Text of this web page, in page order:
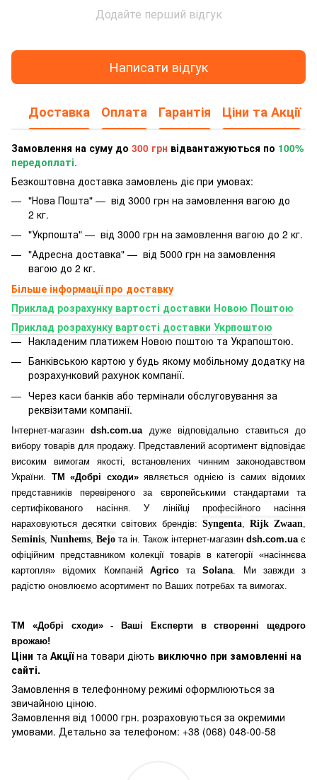
Додайте перший відгук
Написати відгук
Доставка Оплата Гарантія Ціни та Акції
Замовлення на суму до 300 грн відвантажуються по 100%
передоплаті.
Безкоштовна доставка замовлень діє при умовах:
"Нова Пошта" — від 3000 грн на замовлення вагою до
2 кг.
"Укрпошта" — від 3000 грн на замовлення вагою до 2 кг.
"Адресна доставка" — від 5000 грн на замовлення
вагою до 2 кг.
Більше інформації про доставку
Приклад розрахунку вартості доставки Новою Поштою
Приклад розрахунку вартості доставки Укрпоштою
Накладеним платижем Новою поштою та Украпоштою.
Банківською картою у будь якому мобільному додатку на
розрахунковий рахунок компанії.
Через каси банків або термінали обслуговування за
реквізитами компанії.
Інтернет-магазинdsh.com.ua дуже відповідально ставиться до
вибору товарів для продажу. Представлений асортимент відповідає
високим вимогам якості, встановлених чинним законодавством
України. ТМ «Добрі сходи»являється однією із самих відомих
представників перевіреного за європейськими стандартами та
сертифікованого насіння. У лінійці професійного насіння
нараховуються десятки світових брендів: Syngenta Rijk Zwaan
Seminis Nunhems Bejo та ін. Також інтернет-магазин dsh.com.ua є
офіційним представником колекції товарів в категорії «насіннєва
картопля» відомих Компаній AgricoтаSolana . Ми завжди з
радістю оновлюємо асортимент по Ваших потребах та вимогах.
ТМ «Добрі сходи» - Ваші Експерти в створенні щедрого
врожаю!
Ціни та Акціїна товари діють виключно при замовленні на
сайті.
Замовлення в телефонному режимі оформлюються за
звичайною ціною.
Замовлення від 10000 грн. розраховуються за окремими
умовами. Детально за телефоном: +38 (068) 048-00-58